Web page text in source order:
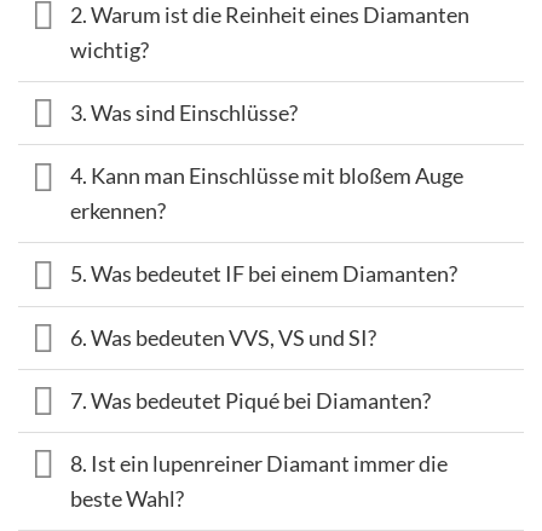
2. Warum ist die Reinheit eines Diamanten
wichtig?
3. Was sind Einschlüsse?
4. Kann man Einschlüsse mit bloßem Auge
erkennen?
5. Was bedeutet IF bei einem Diamanten?
6. Was bedeuten VVS, VS und SI?
7. Was bedeutet Piqué bei Diamanten?
8. Ist ein lupenreiner Diamant immer die
beste Wahl?